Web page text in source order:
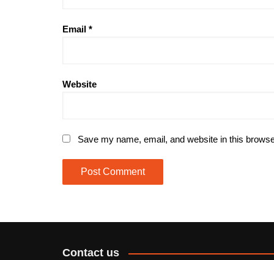
Email *
Website
Save my name, email, and website in this
Contact us